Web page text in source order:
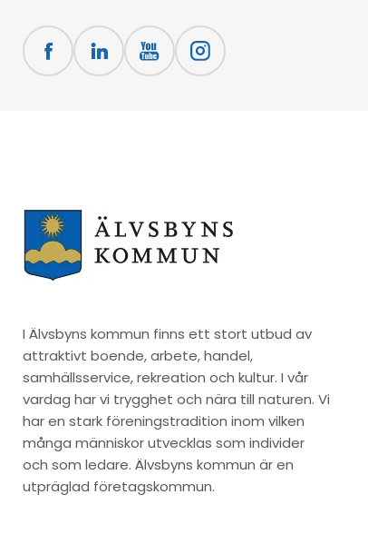
I Älvsbyns kommun finns ett stort utbud av
attraktivt boende, arbete, handel,
samhällsservice, rekreation och kultur. I vår
vardag har vi trygghet och nära till naturen. Vi
har en stark föreningstradition inom vilken
många människor utvecklas som individer
och som ledare. Älvsbyns kommun är en
utpräglad företagskommun.